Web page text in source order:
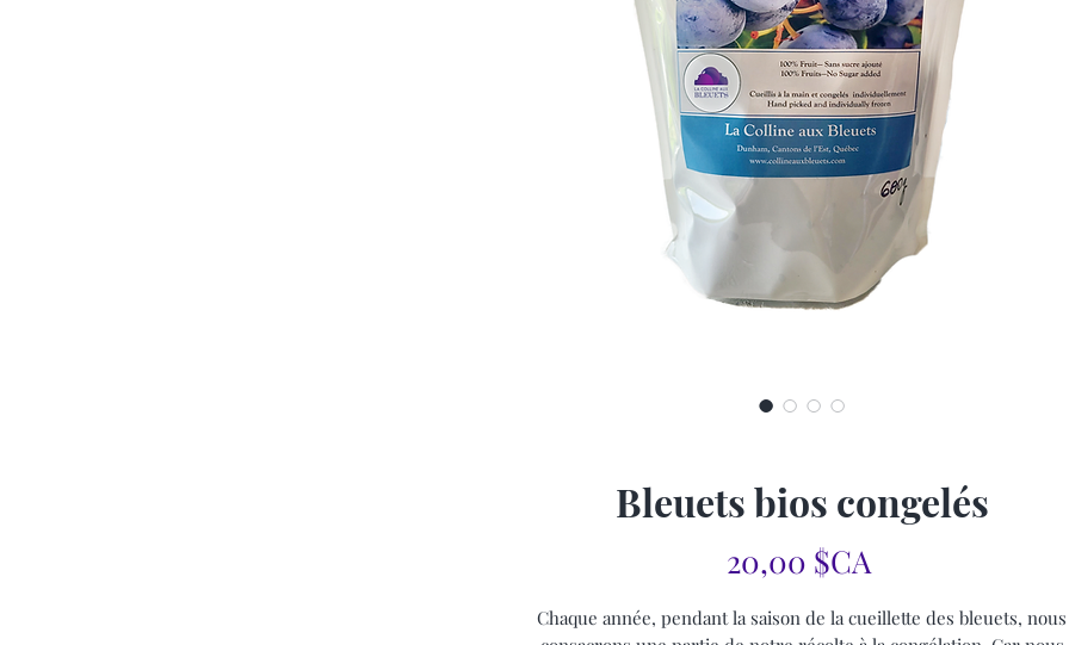
Bleuets bios congelés
20,00 $CA
Chaque année, pendant la saison de la cueillette des bleuets, nous